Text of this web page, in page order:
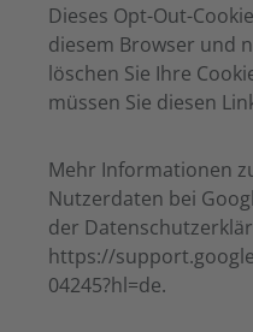
Dieses Opt-Out-
diesem Browser und
löschen Sie Ihre
müssen Sie diesen
Mehr Informationen
Nutzerdaten bei
der
https://
04245?hl=de.